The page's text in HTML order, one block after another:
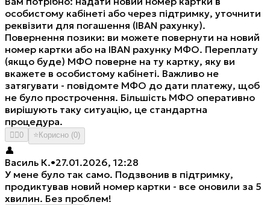
особистому кабінеті або через підтримку, уточнити
реквізити для погашення (IBAN рахунку).
Повернення позики: ви можете повернути на новий
номер картки або на IBAN рахунку МФО. Переплату
(якщо буде) МФО поверне на ту картку, яку ви
вкажете в особистому кабінеті. Важливо не
затягувати - повідомте МФО до дати платежу, щоб
не було прострочення. Більшість МФО оперативно
вирішують таку ситуацію, це стандартна
процедура.
👍🏻0 ⭐Корисно (0)
👤
Василь К.•27.01.2026, 12:28
У мене було так само. Подзвонив в підтримку,
продиктував новий номер картки - все оновили за 5
хвилин. Без проблем!